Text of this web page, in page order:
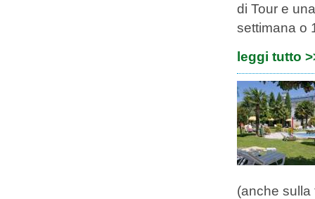
di Tour e
settimana o
leggi tutto
(anche sulla